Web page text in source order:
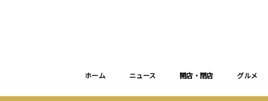
ホーム ニュース 開店・閉店 グルメ